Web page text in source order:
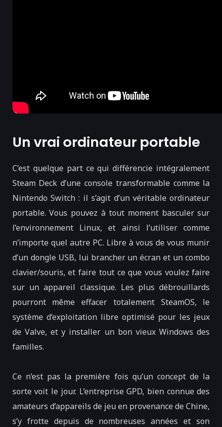
Un vrai ordinateur portable
C’est quelque part ce qui différencie intégralement
Steam Deck d’une console transformable comme la
Nintendo Switch : il s’agit d’un véritable ordinateur
portable. Vous pouvez à tout moment basculer sur
l’environnement Linux, et ainsi l’utiliser comme
n’importe quel autre PC. Libre à vous de vous munir
d’un dongle USB, lui brancher un écran et un combo
clavier/souris, et faire tout ce que vous voulez faire
sur un appareil classique. Les plus débrouillards
pourront même effacer totalement SteamOS, le
système d’exploitation libre optimisé pour les jeux
de Valve, et y installer un bon vieux Windows des
familles.
Ce n’est pas la première fois qu’un concept de la
sorte voit le jour. L’entreprise GPD, bien connue des
amateurs d’appareils de jeu en provenance de Chine,
s’y frotte depuis de nombreuses années et son